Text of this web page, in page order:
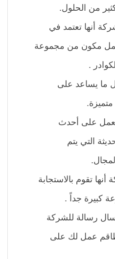
من الحلول.
أنها تعتمد في
مكون من مجموعة
.
ما يساعد على
على أحدث
التي يتم
تقوم بالاستجابة
كبيرة جداً .
رسالة للشركة
طاقم عمل لك على